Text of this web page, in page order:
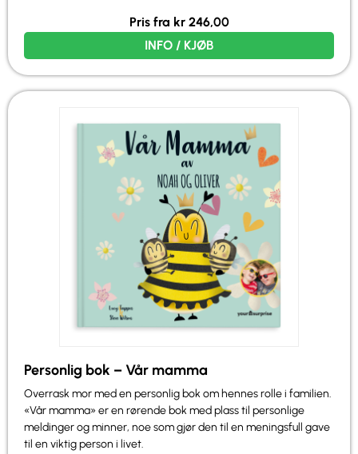
Pris fra kr246,00
INFO / KJØB
Personlig bok – Vår mamma
Overrask mor med en personlig bok om hennes rolle i familien.
«Vår mamma» er en rørende bok med plass til personlige
meldinger og minner, noe som gjør den til en meningsfull gave
til en viktig person i livet.